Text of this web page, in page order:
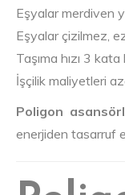
Eşyalar merdiven
Eşyalar çizilmez,
Taşıma hızı 3 kata
İşçilik maliyetleri
Poligon
enerjiden tasarruf